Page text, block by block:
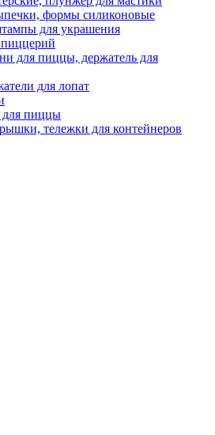
формы силиконовые
для украшения
для пиццы, держатель для
для лопат
для пиццы
тележки для контейнеров